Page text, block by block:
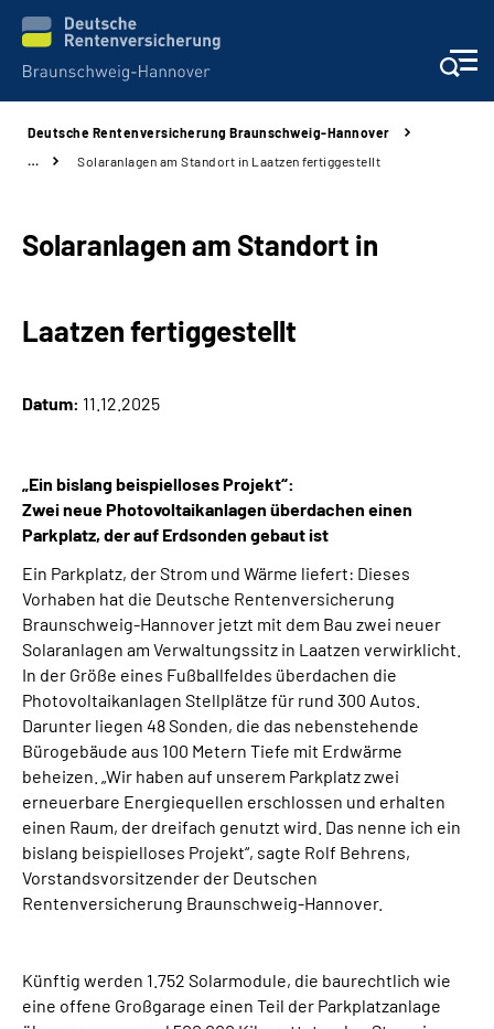
Karriere
Online-Services
Inhalte in Gebärdensprache (DGS)
Leichte Sprache
Suche
Mein Kundenportal
Deutsche Rentenversicherung Braunschweig-Hannover
…
Solaranlagen am Standort in Laatzen fertiggestellt
Solaranlagen am Standort in
Laatzen fertiggestellt
Datum: 11.12.2025
„Ein bislang beispielloses Projekt“:
Zwei neue Photovoltaikanlagen überdachen einen
Parkplatz, der auf Erdsonden gebaut ist
Ein Parkplatz, der Strom und Wärme liefert: Dieses
Vorhaben hat die Deutsche Rentenversicherung
Braunschweig-Hannover jetzt mit dem Bau zwei neuer
Solaranlagen am Verwaltungssitz in Laatzen verwirklicht.
In der Größe eines Fußballfeldes überdachen die
Photovoltaikanlagen Stellplätze für rund 300 Autos.
Darunter liegen 48 Sonden, die das nebenstehende
Bürogebäude aus 100 Metern Tiefe mit Erdwärme
beheizen. „Wir haben auf unserem Parkplatz zwei
erneuerbare Energiequellen erschlossen und erhalten
einen Raum, der dreifach genutzt wird. Das nenne ich ein
bislang beispielloses Projekt“, sagte Rolf Behrens,
Vorstandsvorsitzender der Deutschen
Rentenversicherung Braunschweig-Hannover.
Künftig werden 1.752 Solarmodule, die baurechtlich wie
eine offene Großgarage einen Teil der Parkplatzanlage